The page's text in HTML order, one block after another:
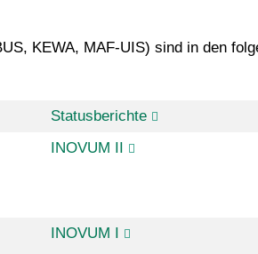
KEWA, MAF-UIS) sind in den
Statusberichte
INOVUM II
INOVUM I